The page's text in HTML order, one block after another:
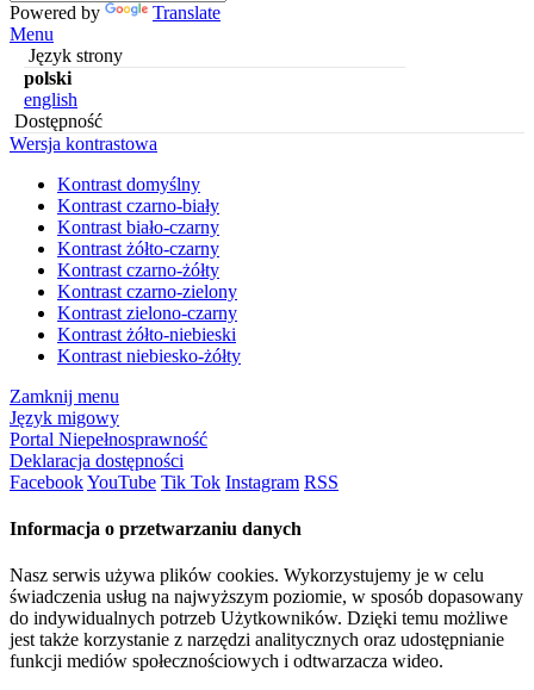
Powered by
Translate
Menu
Język strony
polski
english
Dostępność
Wersja kontrastowa
Kontrast domyślny
Kontrast czarno-biały
Kontrast biało-czarny
Kontrast żółto-czarny
Kontrast czarno-żółty
Kontrast czarno-zielony
Kontrast zielono-czarny
Kontrast żółto-niebieski
Kontrast niebiesko-żółty
Zamknij menu
Język migowy
Portal Niepełnosprawność
Deklaracja dostępności
FacebookYouTube Tik Tok Instagram RSS
Informacja o przetwarzaniu danych
Nasz serwis używa plików cookies. Wykorzystujemy je w celu
świadczenia usług na najwyższym poziomie, w sposób dopasowany
do indywidualnych potrzeb Użytkowników. Dzięki temu możliwe
jest także korzystanie z narzędzi analitycznych oraz udostępnianie
funkcji mediów społecznościowych i odtwarzacza wideo.